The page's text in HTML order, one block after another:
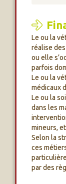
Le ou la
réalise
ou elle
parfois
Le ou la
médicaux
Le ou la
dans les
mineurs,
Selon la
ces
par des